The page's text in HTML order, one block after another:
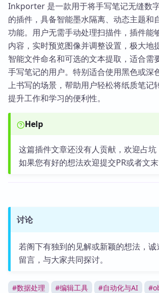
Inkporter 是一款用于将手写笔记无缝数
的插件，具备智能墨水隔离、动态主题和
功能。用户无需手动处理扫描件，插件能
内容，实时预览图像并调整设置，极大地
智能文件命名和可选的文本提取，适合需
手写笔记的用户。特别适合使用黑色或深
上书写的场景，帮助用户轻松将纸质笔记
提升工作和学习的便利性。
Help
这篇插件文章还没有人贡献，欢迎占坑
如果您有好的想法欢迎提交PR或者文末
讨论
若阁下有独到的见解或新颖的想法，
留言，与大家共同探讨。
#数据处理 #编辑工具 #自动化与AI #